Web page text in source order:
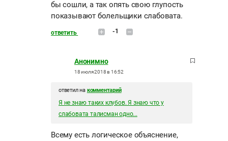
бы сошли, а так опять свою глупость
показывают болельщики слабовата.
ответить -1
Анонимно
18 июля 2018 в 16:52
ответил на комментарий
Я не знаю таких клубов. Я знаю что у
слабовата талисман одно...
Всему есть логическое объяснение,